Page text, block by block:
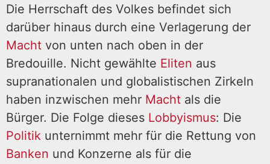
Die Herrschaft des Volkes befindet sich
darüber hinaus durch eine Verlagerung der
Macht von unten nach oben in der
Bredouille. Nicht gewählte Eliten aus
supranationalen und globalistischen Zirkeln
haben inzwischen mehr Macht als die
Bürger. Die Folge dieses Lobbyismus: Die
Politik unternimmt mehr für die Rettung von
Banken und Konzerne als für die